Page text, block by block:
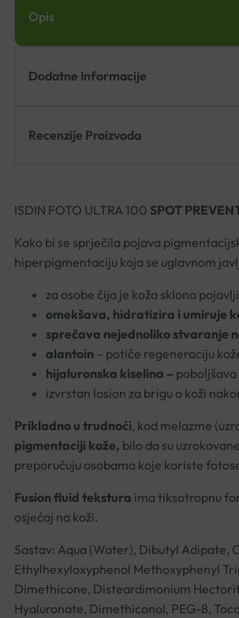
Opis
Dodatne Informacije
Recenzije Proizvoda
ISDIN FOTO ULTRA 100 SPOT
Kako bi se sprječila pojava
hiperpigmentaciju koja se uglavnom
za osobe čija je koža sklona
omekšava, hidratizira i umiruje
sprečava nejednoliko stvaranje
alantoin – potiče regeneraciju
hijaluronska kiselina –
izvrstan losion za brigu o koži
Prikladno u trudnoći, kod melazme
pigmentaciji kože, bilo da su
preporučuju osobama koje koriste
Fusion fluid tekstura ima tiksotropnu
osjećaj na koži.
Sastav: Aqua (Water), Dibutyl Adipate,
Ethylhexyloxyphenol Methoxyphenyl
Dimethicone, Disteardimonium
Hyaluronate, Dimethiconol, PEG-8,